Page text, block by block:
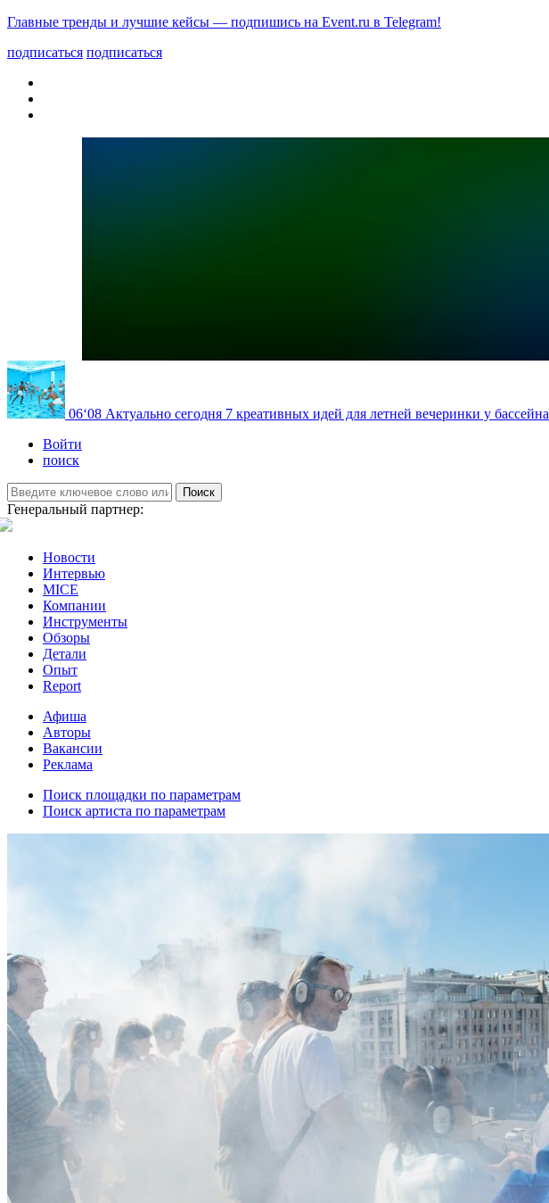
Главные тренды и лучшие кейсы — подпишись на Event.ru в Telegram!
подписаться подписаться
06‘08 Актуально сегодня 7 креативных идей для летней вечеринки у бассейна
Войти
поиск
Поиск
Генеральный партнер:
Новости
Интервью
MICE
Компании
Инструменты
Обзоры
Детали
Опыт
Report
Афиша
Авторы
Вакансии
Реклама
Поиск площадки по параметрам
Поиск артиста по параметрам